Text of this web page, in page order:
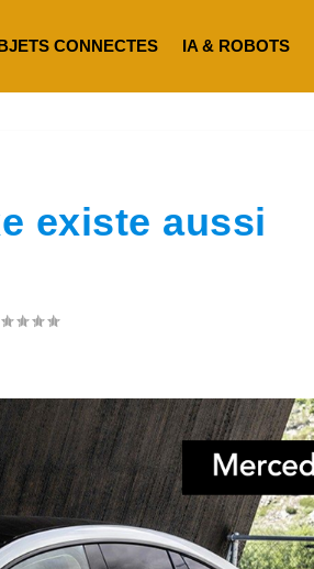
CONNECTES IA & ROBOTS
existe aussi